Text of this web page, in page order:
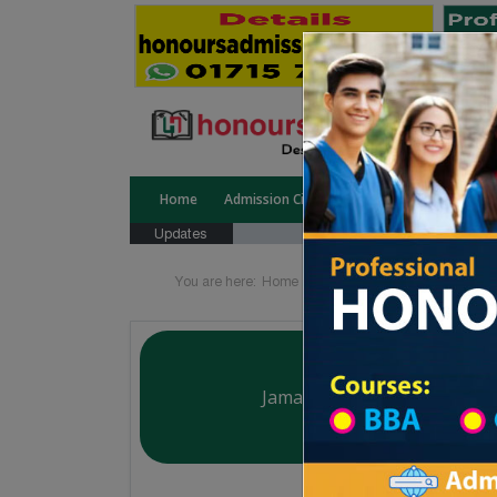
Home Admission Circular
Public University
Updates
You are here: Home University College All
Jamalganj College